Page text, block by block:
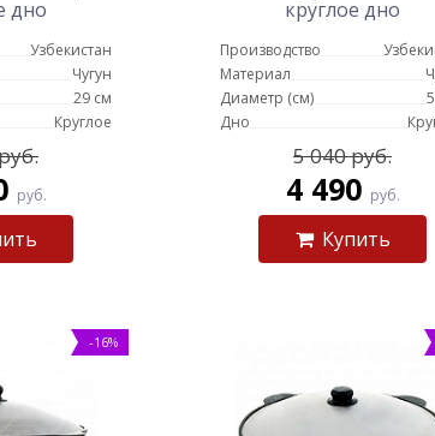
дно
Узбекистан
Чугун
29 см
Круглое
руб.
круглое дно
Производство
Материал
Диаметр (см)
Дно
5 040 руб.
4 490 руб.
Купить
-16%